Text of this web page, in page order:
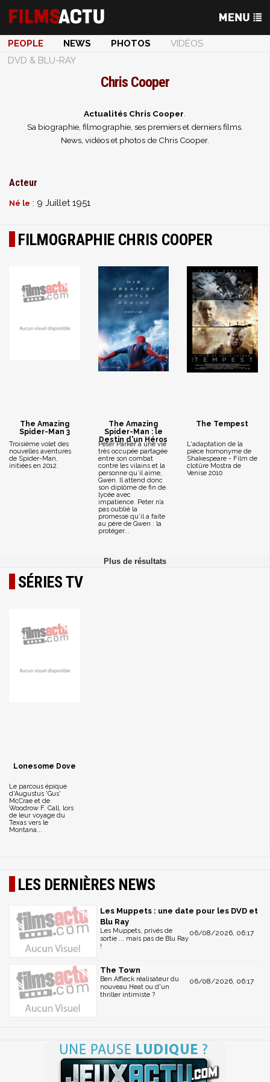
PEOPLE NEWS PHOTOS
VIDÉOS
DVD & BLU-RAY
Chris Cooper
Actualités Chris Cooper
Sa biographie, filmographie, ses premiers et derniers films.
News, vidéos et photos de Chris Cooper.
Acteur
Né le : 9 Juillet 1951
FILMOGRAPHIE CHRIS COOPER
The Amazing
Spider-Man 3
Troisième volet des
nouvelles aventures
de Spider-Man,
initiées en 2012.
The Amazing
Spider-Man : le
Destin d'un Héros
Peter Parker a une vie
très occupée partagée
entre son combat
contre les vilains et la
personne qu’il aime,
Gwen. Il attend donc
son diplôme de fin de
lycée avec
impatience. Peter n’a
pas oublié la
promesse qu’il a faite
au père de Gwen : la
protéger...
The Tempest
L'adaptation de la
pièce homonyme de
Shakespeare - Film de
clotûre Mostra de
Venise 2010
SÉRIES TV
Lonesome Dove
Le parcous épique
d'Augustus 'Gus'
McCrae et de
Woodrow F. Call, lors
de leur voyage du
Texas vers le
Montana...
LES DERNIÈRES NEWS
Les Muppets : une date pour les DVD et
Blu Ray
06/08/2026, 06:17
Les Muppets, privés de
sortie ... mais pas de Blu Ray
!
The Town
06/08/2026, 06:17
Ben Affleck réalisateur du
nouveau Heat ou d'un
thriller intimiste ?